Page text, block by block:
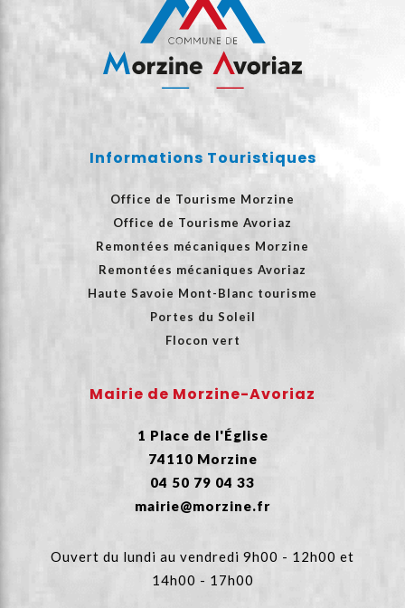
Informations Touristiques
Office de Tourisme Morzine
Office de Tourisme Avoriaz
Remontées mécaniques Morzine
Remontées mécaniques Avoriaz
Haute Savoie Mont-Blanc tourisme
Portes du Soleil
Flocon vert
Mairie de Morzine-Avoriaz
1 Place de l'Église
74110 Morzine
04 50 79 04 33
mairie@morzine.fr
Ouvert du lundi au vendredi 9h00 - 12h00 et
14h00 - 17h00